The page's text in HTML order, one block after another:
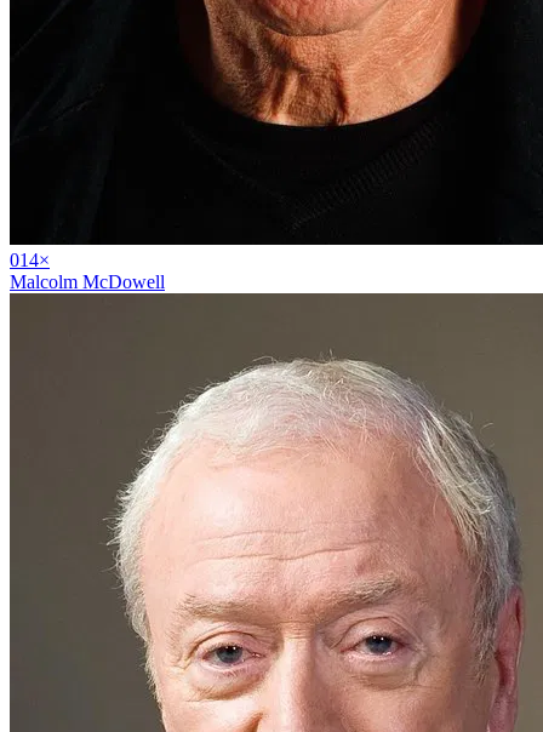
014×
Malcolm McDowell